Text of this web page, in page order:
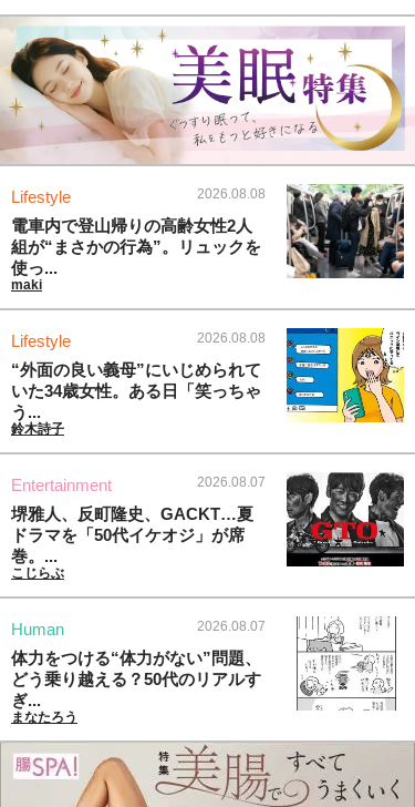
Lifestyle 2026.08.08
電車内で登山帰りの高齢女性2人
組が“まさかの行為”。リュックを
使っ...
maki
Lifestyle 2026.08.08
“外面の良い義母”にいじめられて
いた34歳女性。ある日「笑っちゃ
う...
鈴木詩子
Entertainment 2026.08.07
堺雅人、反町隆史、GACKT…夏
ドラマを「50代イケオジ」が席
巻。...
こじらぶ
Human 2026.08.07
体力をつける“体力がない”問題、
どう乗り越える？50代のリアルす
ぎ...
まなたろう